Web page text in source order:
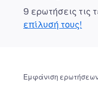
9 ερωτήσεις τις
επίλυσή τους!
Εμφάνιση ερωτήσεων